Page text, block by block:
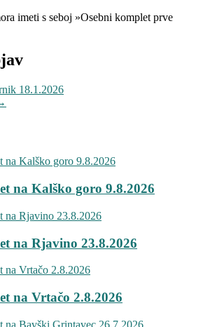
imeti s seboj »Osebni komplet prve
18.1.2026
na Kalško goro 9.8.2026
na Rjavino 23.8.2026
na Vrtačo 2.8.2026